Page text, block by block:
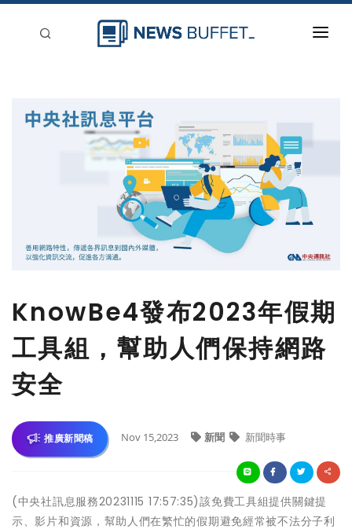
KnowBe4發布2023年假期
工具組，幫助人們保持網路
安全
推廣新聞稿 Nov 15,2023 新聞 新聞時事
(中央社訊息服務20231115 17:57:35)該免費工具組提供關鍵提
示、影片和資源，幫助人們在繁忙的假期避免經常被不法分子利